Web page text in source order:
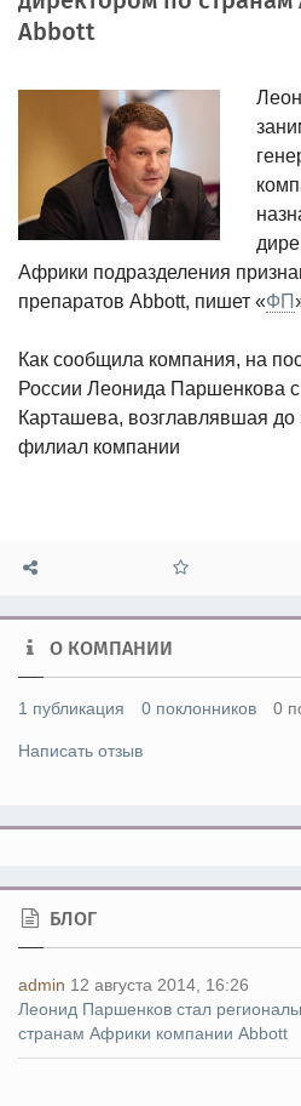
Abbott
Африки подразделения
препаратов Abbott, пишет «ФП
Как сообщила компания, на
России Леонида Паршенкова
Карташева, возглавлявшая до
филиал компании
О КОМПАНИИ
1 публикация 0 поклонников 0
Написать отзыв
БЛОГ
admin 12 августа 2014, 16:26
Леонид Паршенков стал
странам Африки компании Abbott